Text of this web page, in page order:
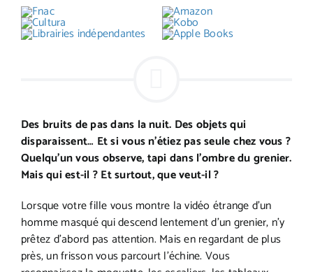
Des bruits de pas dans la nuit. Des objets qui
disparaissent… Et si vous n’étiez pas seule chez vous ?
Quelqu’un vous observe, tapi dans l’ombre du grenier.
Mais qui est-il ? Et surtout, que veut-il ?
Lorsque votre fille vous montre la vidéo étrange d’un
homme masqué qui descend lentement d’un grenier, n’y
prêtez d’abord pas attention. Mais en regardant de plus
près, un frisson vous parcourt l’échine. Vous